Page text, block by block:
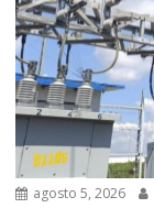
agosto 5, 2026